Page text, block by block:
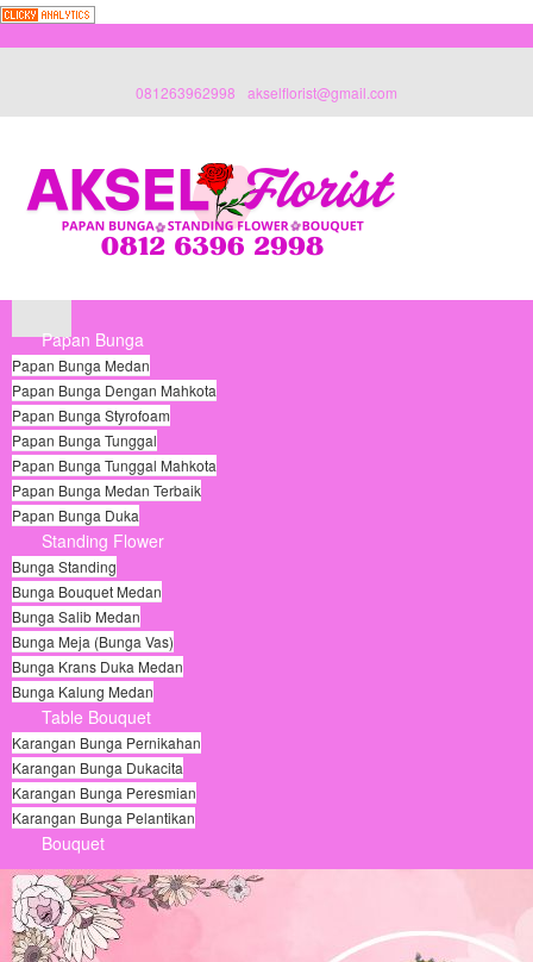
081263962998 akselflorist@gmail.com
Papan Bunga
Papan Bunga Medan
Papan Bunga Dengan Mahkota
Papan Bunga Styrofoam
Papan Bunga Tunggal
Papan Bunga Tunggal Mahkota
Papan Bunga Medan Terbaik
Papan Bunga Duka
Standing Flower
Bunga Standing
Bunga Bouquet Medan
Bunga Salib Medan
Bunga Meja (Bunga Vas)
Bunga Krans Duka Medan
Bunga Kalung Medan
Table Bouquet
Karangan Bunga Pernikahan
Karangan Bunga Dukacita
Karangan Bunga Peresmian
Karangan Bunga Pelantikan
Bouquet
© FreeJoomla! 3 Modules- byVinaGecko.com